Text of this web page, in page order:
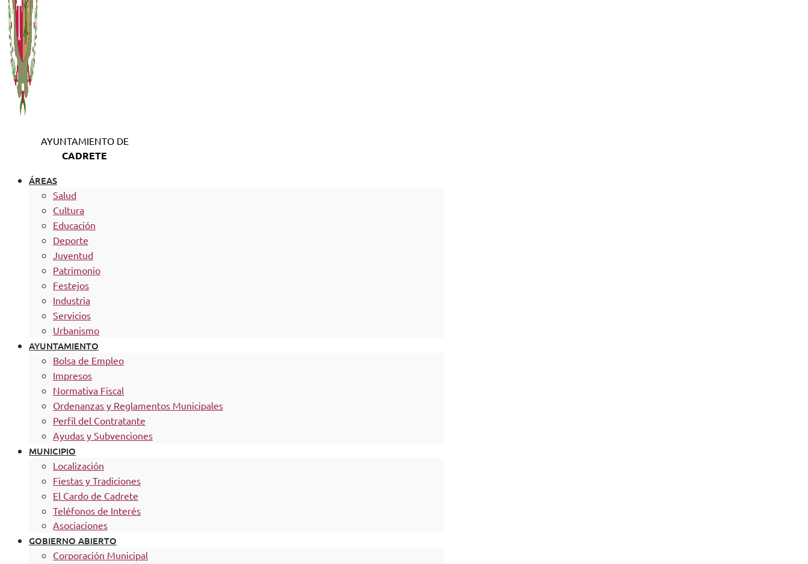
AYUNTAMIENTO DE
CADRETE
ÁREAS
Salud
Cultura
Educación
Deporte
Juventud
Patrimonio
Festejos
Industria
Servicios
Urbanismo
AYUNTAMIENTO
Bolsa de Empleo
Impresos
Normativa Fiscal
Ordenanzas y Reglamentos Municipales
Perfil del Contratante
Ayudas y Subvenciones
MUNICIPIO
Localización
Fiestas y Tradiciones
El Cardo de Cadrete
Teléfonos de Interés
Asociaciones
GOBIERNO ABIERTO
Corporación Municipal